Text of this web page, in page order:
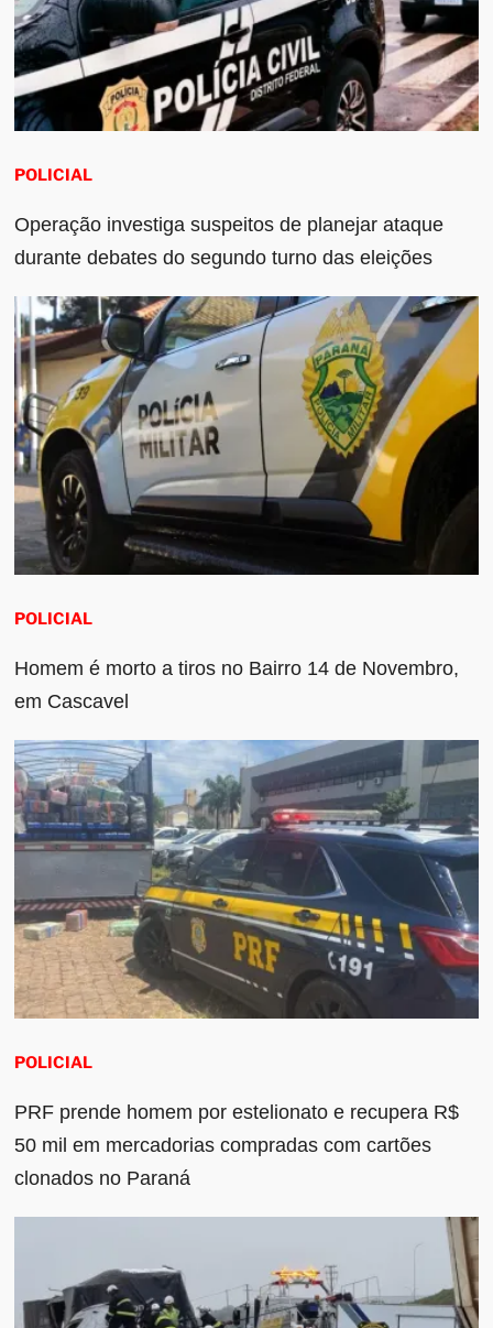
POLICIAL
Operação investiga suspeitos de planejar ataque
durante debates do segundo turno das eleições
POLICIAL
Homem é morto a tiros no Bairro 14 de Novembro,
em Cascavel
POLICIAL
PRF prende homem por estelionato e recupera R$
50 mil em mercadorias compradas com cartões
clonados no Paraná